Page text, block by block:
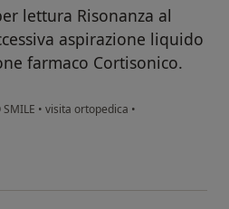
lettura Risonanza al
aspirazione liquido
farmaco Cortisonico.
SMILE • visita ortopedica •
Rossi